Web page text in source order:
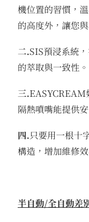
機位置的習慣，
的高度外，讓您
二.SIS預浸系統
的萃取與一致性。
三.EASYCREAM
隔熱噴嘴能提供安
四.只要用一根十
構造，增加維修效
半自動/全自動差